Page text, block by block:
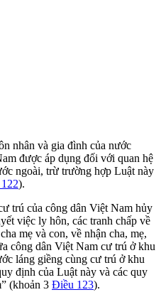
nhân và gia đình của nước
được áp dụng đối với quan hệ
ngoài, trừ trường hợp Luật này
).
trú của công dân Việt Nam hủy
việc ly hôn, các tranh chấp về
mẹ và con, về nhận cha, mẹ,
công dân Việt Nam cư trú ở khu
láng giềng cùng cư trú ở khu
định của Luật này và các quy
(khoản 3 Điều 123).